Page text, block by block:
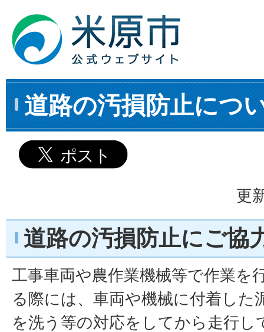
道路の汚損防止につ
更
道路の汚損防止にご協
工事車両や農作業機械等で作業を
る際には、車両や機械に付着した
を洗う等の対応をしてから走行し